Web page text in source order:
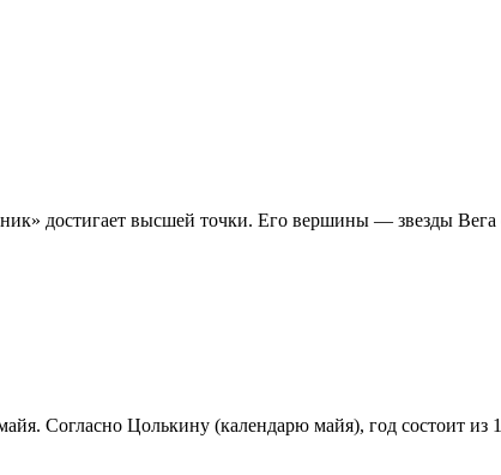
достигает высшей точки. Его вершины — звезды
Согласно Цолькину (календарю майя), год состоит из